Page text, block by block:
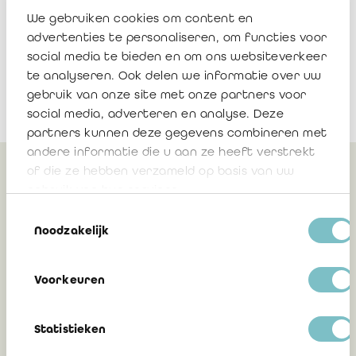
We gebruiken cookies om content en
advertenties te personaliseren, om functies voor
social media te bieden en om ons websiteverkeer
te analyseren. Ook delen we informatie over uw
gebruik van onze site met onze partners voor
social media, adverteren en analyse. Deze
partners kunnen deze gegevens combineren met
andere informatie die u aan ze heeft verstrekt
of die ze hebben verzameld op basis van uw
Noodzakelijk
Voorkeuren
Statistieken
Peut également vous
Communication 2025/09 : Consultation
internationales d’audit (normes ISA) 600